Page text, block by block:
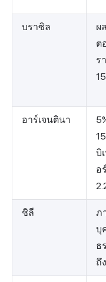
บราซิล
ผล
ต
ร
อาร์เจนตินา
บิ
อ
ชิลี
ภ
บุ
ธ
ถึ